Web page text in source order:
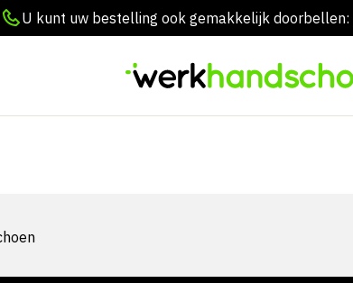
U kunt uw bestelling ook gemakkelijk doorbellen: